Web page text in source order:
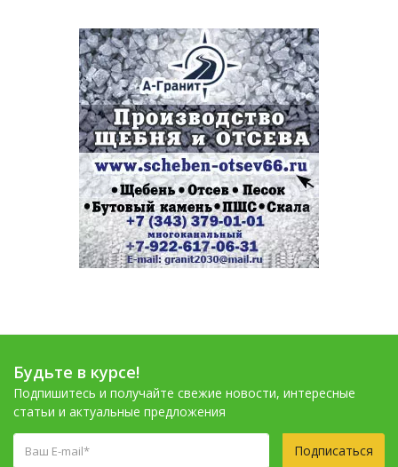
Будьте в курсе!
Подпишитесь и получайте свежие новости, интересные
статьи и актуальные предложения
Подписаться